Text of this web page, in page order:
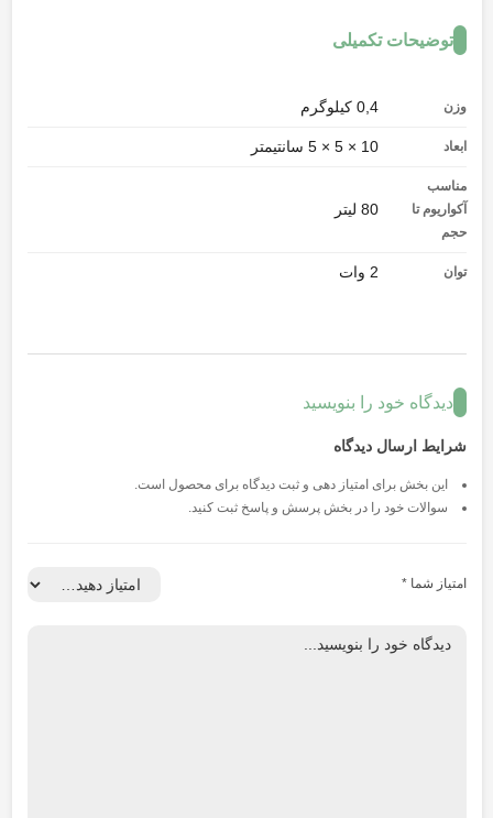
توضیحات تکمیلی
وزن 0,4 کیلوگرم
ابعاد 10 × 5 × 5 سانتیمتر
مناسب
آکواریوم تا
حجم
80 لیتر
توان 2 وات
دیدگاه خود را بنویسید
شرایط ارسال دیدگاه
این بخش برای امتیاز دهی و ثبت دیدگاه برای محصول است.
سوالات خود را در بخش پرسش و پاسخ ثبت کنید.
امتیاز شما*